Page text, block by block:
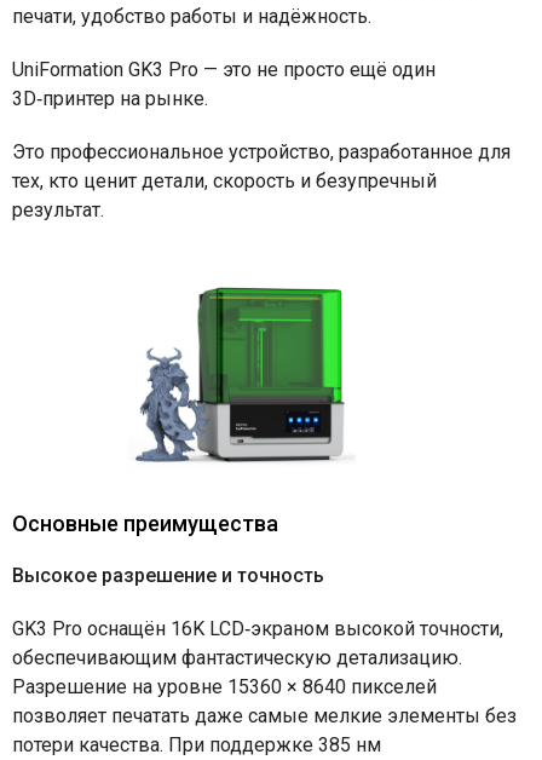
печати, удобство работы и надёжность.
UniFormation GK3 Pro — это не просто ещё один
3D‑принтер на рынке.
Это профессиональное устройство, разработанное для
тех, кто ценит детали, скорость и безупречный
результат.
Основные преимущества
Высокое разрешение и точность
GK3 Pro оснащён 16K LCD‑экраном высокой точности,
обеспечивающим фантастическую детализацию.
Разрешение на уровне 15360 × 8640 пикселей
позволяет печатать даже самые мелкие элементы без
потери качества. При поддержке 385 нм